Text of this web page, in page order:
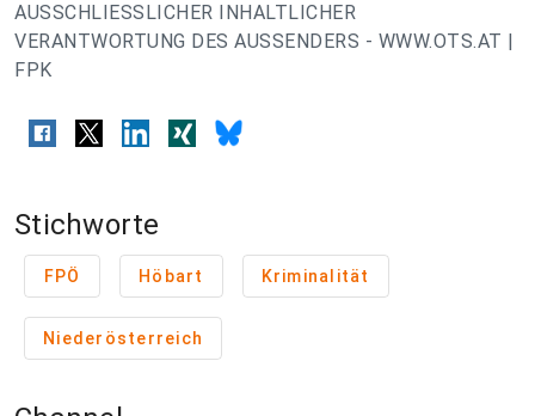
AUSSCHLIESSLICHER INHALTLICHER
VERANTWORTUNG DES AUSSENDERS - WWW.OTS.AT |
FPK
Stichworte
FPÖ Höbart Kriminalität
Niederösterreich